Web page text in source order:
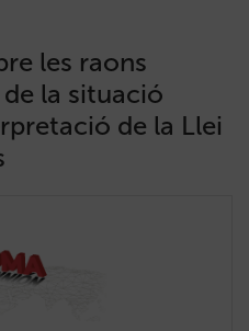
les raons
la situació
de la Llei